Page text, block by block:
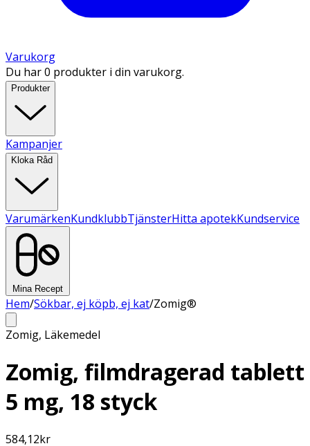
Varukorg
Du har 0 produkter i din varukorg.
Produkter
Kampanjer
Kloka Råd
VarumärkenKundklubbTjänsterHitta apotekKundservice
Mina Recept
Hem/Sökbar, ej köpb, ej kat/Zomig®
Zomig, Läkemedel
Zomig, filmdragerad tablett
5 mg, 18 styck
584,12kr